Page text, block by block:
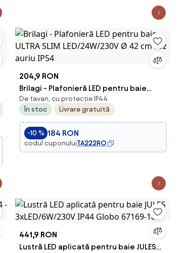
204,9 RON
Brilagi - Plafonieră LED pentru baie
ULTRA SLIM LED/24W/230V Ø 42 cm roz
auriu IP54
De tavan, cu protecție IP44
În stoc
Livrare gratuită
-10 % 184 RON
codul cuponuluiTA222RO
441,9 RON
Lustră LED aplicată pentru baie JULES